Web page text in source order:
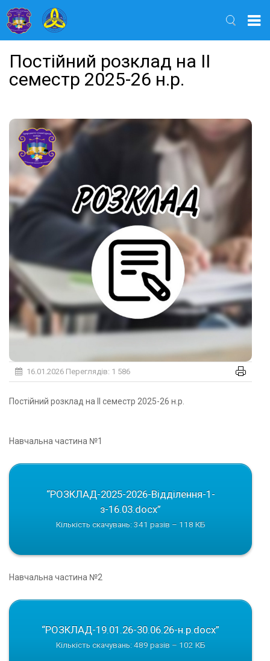
Постійний розклад на ІІ
семестр 2025-26 н.р.
16.01.2026 Переглядів: 1 586
Постійний розклад на ІІ семестр 2025-26 н.р.
Навчальна частина №1
“РОЗКЛАД-2025-2026-Відділення-1-
з-16.03.docx”
Кількість скачувань: 341 разів – 118 КБ
Навчальна частина №2
“РОЗКЛАД-19.01.26-30.06.26-н.р.docx”
Кількість скачувань: 489 разів – 102 КБ